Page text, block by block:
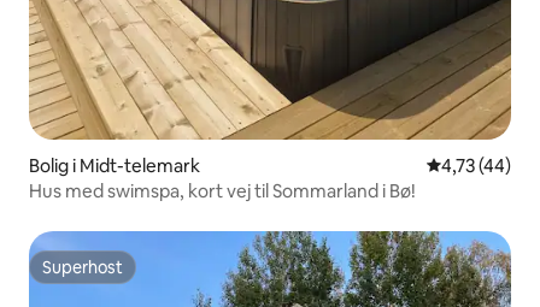
Bolig i Midt-telemark 4,73 ud af 5
4,73 (44)
Hus med swimspa, kort vej til Sommarland i Bø!
Superhost
Superhost